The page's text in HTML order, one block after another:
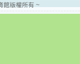
館版權所有 ~